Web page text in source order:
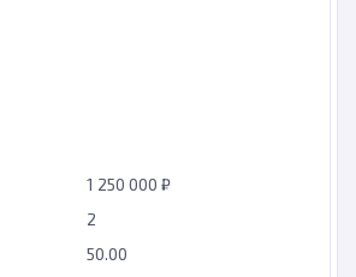
1 250 000 ₽
2
50.00